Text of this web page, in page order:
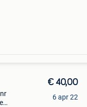
€ 40,00
6 apr 22